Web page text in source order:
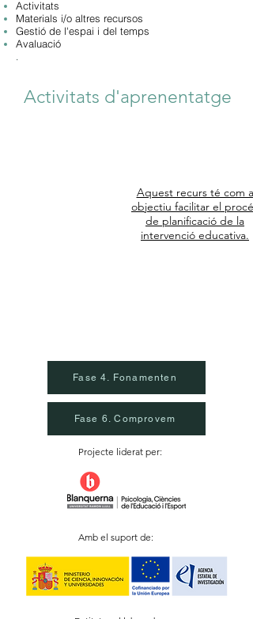
Activitats
Materials i/o altres recursos
Gestió de l'espai i del temps
Avaluació
.
1
Activitats d'aprenentatge
Aquest recurs té com a
objectiu facilitar el procés
de planificació de la
intervenció educativa.
Fase 4. Fonamenten
Fase 6. Comprovem
Projecte liderat per:
Amb el suport de: